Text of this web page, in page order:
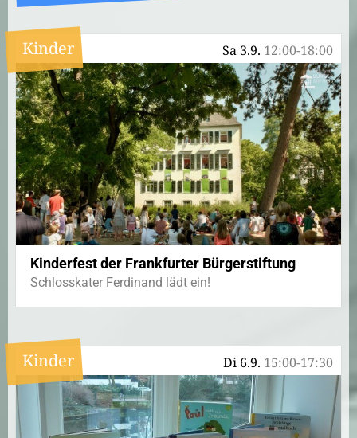
Sa 3.9. 12:00-18:00
Kinder
Kinderfest der Frankfurter Bürgerstiftung
Schlosskater Ferdinand lädt ein!
Di 6.9. 15:00-17:30
Kinder